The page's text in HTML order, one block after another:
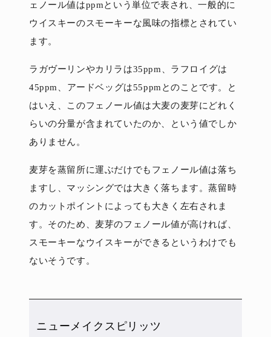
ェノール値はppmという単位で表され、一般的に
ウイスキーのスモーキーな風味の指標とされてい
ます。
ラガヴーリンやカリラは35ppm、ラフロイグは
45ppm、アードベッグは55ppmとのことです。と
はいえ、このフェノール値は大麦の麦芽にどれく
らいの分量が含まれていたのか、という値でしか
ありません。
麦芽を蒸留所に運ぶだけでもフェノール値は落ち
ますし、マッシングでは大きく落ちます。蒸留時
のカットポイントによっても大きく左右されま
す。そのため、麦芽のフェノール値が高ければ、
スモーキーなウイスキーができるというわけでも
ないそうです。
ニューメイクスピリッツ